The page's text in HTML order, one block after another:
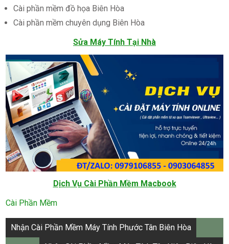
Cài phần mềm đồ họa Biên Hòa
Cài phần mềm chuyên dụng Biên Hòa
Sửa Máy Tính Tại Nhà
Dịch Vụ Cài Phần Mềm Macbook
Cài Phần Mềm
Điều
hướng
Nhận Cài Phần Mềm Máy Tính Phước Tân Biên Hòa